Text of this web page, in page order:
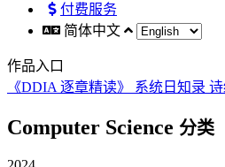
付费服务
简体中文
作品入口
《DDIA 逐章精读》 系统日知录
Computer Science 分类